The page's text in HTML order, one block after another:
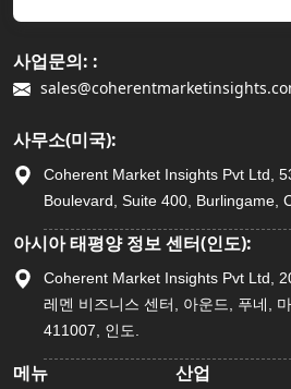
사업문의: :
사무소(미국):
Coherent Market Insights Pvt Ltd,
Boulevard, Suite 400, Burlingame,
아시아 태평양 정보 센터(인도):
Coherent Market Insights Pvt Ltd,
레멘 비즈니스 센터, 아운드, 푸네,
411007, 인도.
메뉴 산업